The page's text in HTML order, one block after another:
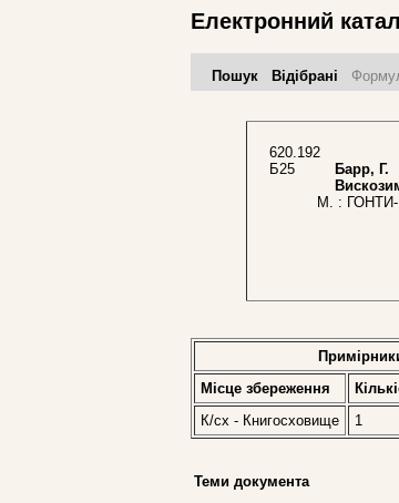
Електронний
Пошук Відібрані
620.192
Б25
Барр, Г.
М. : ГОНТИ-
Місце збереження
К/сх - Книгосховище
1
Теми документа